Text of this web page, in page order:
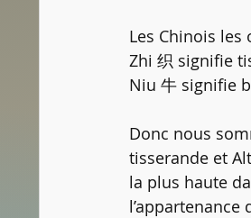
Les Chinois
Zhi 织 signifie
Niu 牛 signifie
Donc nous
tisserande et
la plus haute
l’appartenance